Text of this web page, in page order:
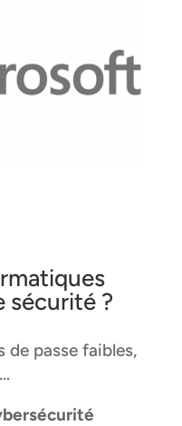
sécurité ?
passe faibles,